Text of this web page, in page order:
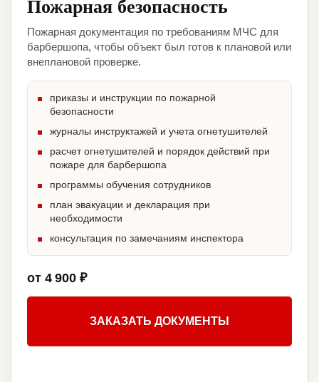
Пожарная безопасность
Пожарная документация по требованиям МЧС для
барбершопа, чтобы объект был готов к плановой или
внеплановой проверке.
приказы и инструкции по пожарной
безопасности
журналы инструктажей и учета огнетушителей
расчет огнетушителей и порядок действий при
пожаре для барбершопа
программы обучения сотрудников
план эвакуации и декларация при
необходимости
консультация по замечаниям инспектора
от 4 900 ₽
ЗАКАЗАТЬ ДОКУМЕНТЫ